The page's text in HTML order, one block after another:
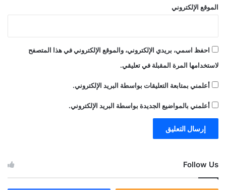
الموقع الإلكتروني
احفظ اسمي، بريدي الإلكتروني، والموقع الإلكتروني في هذا المتصفح
لاستخدامها المرة المقبلة في تعليقي.
أعلمني بمتابعة التعليقات بواسطة البريد الإلكتروني.
أعلمني بالمواضيع الجديدة بواسطة البريد الإلكتروني.
Follow Us